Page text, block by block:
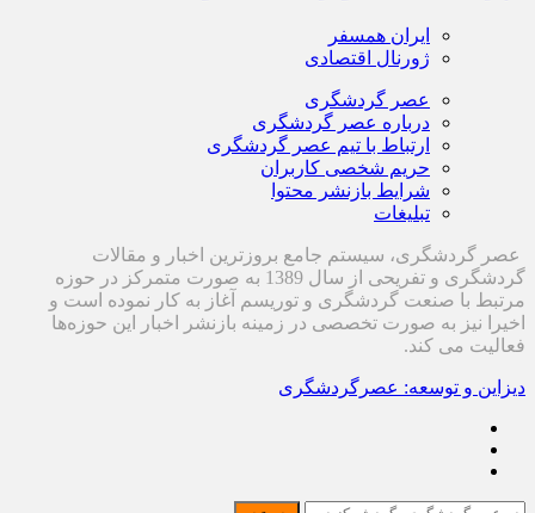
ایران همسفر
ژورنال اقتصادی
عصر گردشگری
درباره عصر گردشگری
ارتباط با تیم عصر گردشگری
حریم شخصی کاربران
شرایط بازنشر محتوا
تبلیغات
عصر گردشگری، سیستم جامع بروزترین اخبار و مقالات
گردشگری و تفریحی از سال 1389 به صورت متمرکز در حوزه
مرتبط با صنعت گردشگری و توریسم آغاز به کار نموده است و
اخیرا نیز به صورت تخصصی در زمینه بازنشر اخبار این حوزه‌ها
فعالیت می کند.
دیزاین و توسعه: عصرگردشگری